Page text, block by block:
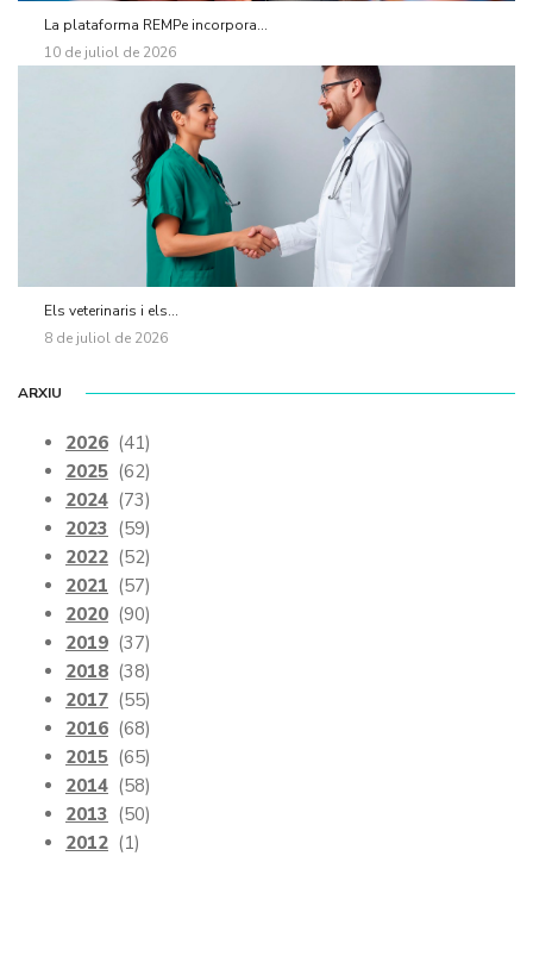
La plataforma REMPe incorpora...
10 de juliol de 2026
Els veterinaris i els...
8 de juliol de 2026
ARXIU
2026 (41)
2025 (62)
2024 (73)
2023 (59)
2022 (52)
2021 (57)
2020 (90)
2019 (37)
2018 (38)
2017 (55)
2016 (68)
2015 (65)
2014 (58)
2013 (50)
2012 (1)